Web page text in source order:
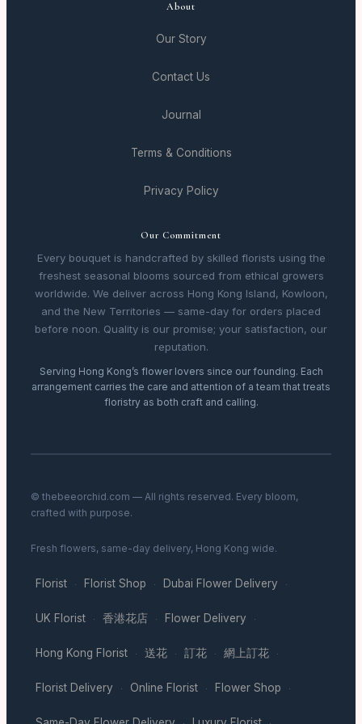
About
Our Story
Contact Us
Journal
Terms & Conditions
Privacy Policy
Our Commitment
Every bouquet is handcrafted by skilled florists using the
freshest seasonal blooms sourced from ethical growers
worldwide. We deliver across Hong Kong Island, Kowloon,
and the New Territories — same-day for orders placed
before noon. Quality is our promise; your satisfaction, our
reputation.
Serving Hong Kong’s flower lovers since our founding. Each
arrangement carries the care and attention of a team that treats
floristry as both craft and calling.
© thebeeorchid.com — All rights reserved. Every bloom,
crafted with purpose.
Fresh flowers, same-day delivery, Hong Kong wide.
Florist · Florist Shop · Dubai Flower Delivery ·
UK Florist · 香港花店 · Flower Delivery ·
Hong Kong Florist · 送花 · 訂花 · 網上訂花 ·
Florist Delivery · Online Florist · Flower Shop ·